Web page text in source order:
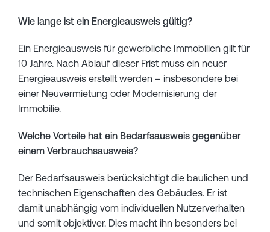
Wie lange ist ein Energieausweis gültig?
Ein Energieausweis für gewerbliche Immobilien gilt für
10 Jahre. Nach Ablauf dieser Frist muss ein neuer
Energieausweis erstellt werden – insbesondere bei
einer Neuvermietung oder Modernisierung der
Immobilie.
Welche Vorteile hat ein Bedarfsausweis gegenüber
einem Verbrauchsausweis?
Der Bedarfsausweis berücksichtigt die baulichen und
technischen Eigenschaften des Gebäudes. Er ist
damit unabhängig vom individuellen Nutzerverhalten
und somit objektiver. Dies macht ihn besonders bei